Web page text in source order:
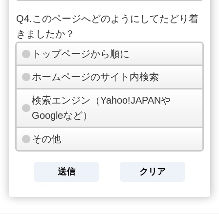
Q4.このページへどのようにしてたどり着
きましたか？
トップページから順に
ホームページのサイト内検索
検索エンジン（Yahoo!JAPANや
Googleなど）
その他